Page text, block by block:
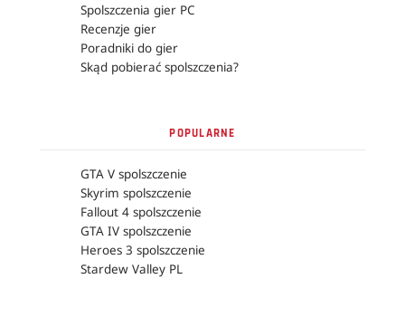
Spolszczenia gier PC
Recenzje gier
Poradniki do gier
Skąd pobierać spolszczenia?
POPULARNE
GTA V spolszczenie
Skyrim spolszczenie
Fallout 4 spolszczenie
GTA IV spolszczenie
Heroes 3 spolszczenie
Stardew Valley PL